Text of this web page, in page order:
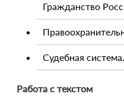
Гражданство
Судебная система.
Работа с текстом